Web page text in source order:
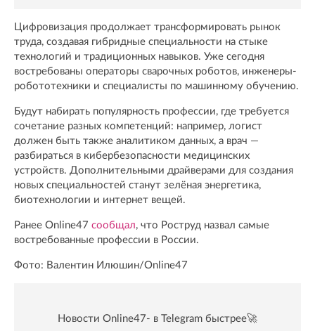
Цифровизация продолжает трансформировать рынок
труда, создавая гибридные специальности на стыке
технологий и традиционных навыков. Уже сегодня
востребованы операторы сварочных роботов, инженеры-
робототехники и специалисты по машинному обучению.
Будут набирать популярность профессии, где требуется
сочетание разных компетенций: например, логист
должен быть также аналитиком данных, а врач —
разбираться в кибербезопасности медицинских
устройств. Дополнительными драйверами для создания
новых специальностей станут зелёная энергетика,
биотехнологии и интернет вещей.
Ранее Online47 сообщал, что Роструд назвал самые
востребованные профессии в России.
Фото: Валентин Илюшин/Online47
Новости Online47- в Telegram быстрее🚀